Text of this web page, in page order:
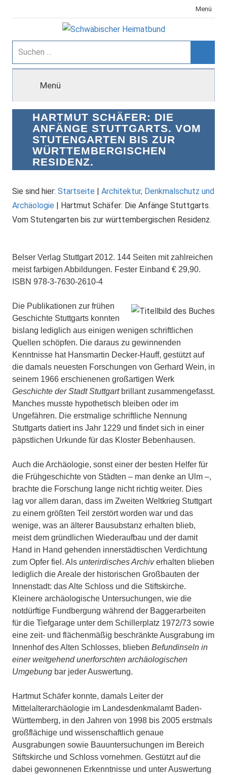
Inhalt
Menü
Schwäbischer
Heimatbund
Suchen
nach:
Menü
HARTMUT SCHÄFER: DIE
ANFÄNGE STUTTGARTS. VOM
STUTENGARTEN BIS ZUR
WÜRTTEMBERGISCHEN
RESIDENZ.
Sie sind hier: Startseite | Architektur, Denkmalschutz und
Archäologie | Hartmut Schäfer: Die Anfänge Stuttgarts.
Vom Stutengarten bis zur württembergischen Residenz.
Belser Verlag Stuttgart 2012. 144 Seiten mit zahlreichen
meist farbigen Abbildungen. Fester Einband € 29,90.
ISBN 978-3-7630-2610-4
Die Publikationen zur frühen
Geschichte Stuttgarts konnten
bislang lediglich aus einigen wenigen schriftlichen
Quellen schöpfen. Die daraus zu gewinnenden
Kenntnisse hat Hansmartin Decker-Hauff, gestützt auf
die damals neuesten Forschungen von Gerhard Wein, in
seinem 1966 erschienenen großartigen Werk
Geschichte der Stadt Stuttgartbrillant zusammengefasst.
Manches musste hypothetisch bleiben oder im
Ungefähren. Die erstmalige schriftliche Nennung
Stuttgarts datiert ins Jahr 1229 und findet sich in einer
päpstlichen Urkunde für das Kloster Bebenhausen.
Auch die Archäologie, sonst einer der besten Helfer für
die Frühgeschichte von Städten – man denke an Ulm –,
brachte die Forschung lange nicht richtig weiter. Dies
lag vor allem daran, dass im Zweiten Weltkrieg Stuttgart
zu einem größten Teil zerstört worden war und das
wenige, was an älterer Bausubstanz erhalten blieb,
meist dem gründlichen Wiederaufbau und der damit
Hand in Hand gehenden innerstädtischen Verdichtung
zum Opfer fiel. Als unterirdisches Archiverhalten blieben
lediglich die Areale der historischen Großbauten der
Innenstadt: das Alte Schloss und die Stiftskirche.
Kleinere archäologische Untersuchungen, wie die
notdürftige Fundbergung während der Baggerarbeiten
für die Tiefgarage unter dem Schillerplatz 1972/73 sowie
eine zeit- und flächenmäßig beschränkte Ausgrabung im
Innenhof des Alten Schlosses, blieben Befundinseln in
einer weitgehend unerforschten archäologischen
Umgebung bar jeder Auswertung.
Hartmut Schäfer konnte, damals Leiter der
Mittelalterarchäologie im Landesdenkmalamt Baden-
Württemberg, in den Jahren von 1998 bis 2005 erstmals
großflächige und wissenschaftlich genaue
Ausgrabungen sowie Bauuntersuchungen im Bereich
Stiftskirche und Schloss vornehmen. Gestützt auf die
dabei gewonnenen Erkenntnisse und unter Auswertung